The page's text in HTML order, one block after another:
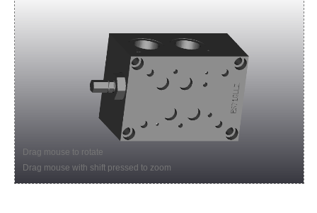
Drag mouse to rotate
Drag mouse with shift pressed to zoom